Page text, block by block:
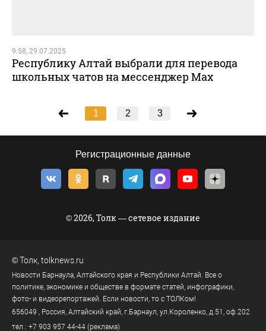
9:58, 29.07.2025
Республику Алтай выбрали для перевода
школьных чатов на мессенджер Max
1 2 3
Регистрационные данные
© 2026, Толк — сетевое издание
©Толк tolknews.ru
Новости Барнаула, Алтайского края и Республики Алтай. Все о
политике, экономике и обществе в формате статей, инфографики,
фото- и видеорепортажей. Если новости, то с ТОЛКом!
656049 , Россия, Алтайский край, г.Барнаул, ул.Короленко, д.51, оф.202
тел.: +7 903 957 44-44 (реклама)